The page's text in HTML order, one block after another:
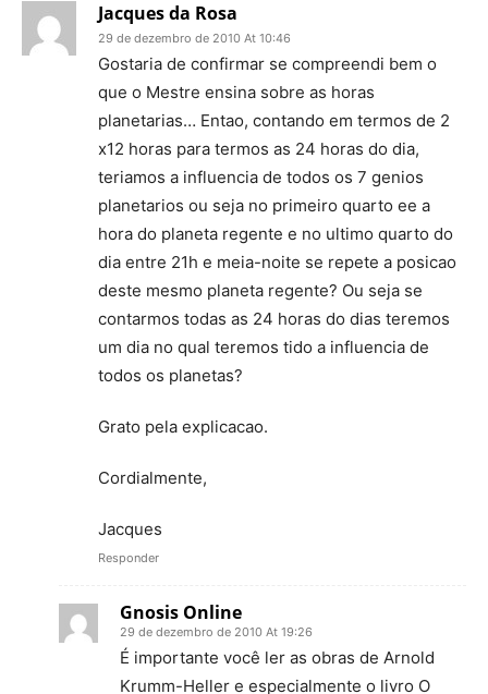
Jacques da Rosa
29 de dezembro de 2010 At 10:46
Gostaria de confirmar se compreendi bem o
que o Mestre ensina sobre as horas
planetarias… Entao, contando em termos de 2
x12 horas para termos as 24 horas do dia,
teriamos a influencia de todos os 7 genios
planetarios ou seja no primeiro quarto ee a
hora do planeta regente e no ultimo quarto do
dia entre 21h e meia-noite se repete a posicao
deste mesmo planeta regente? Ou seja se
contarmos todas as 24 horas do dias teremos
um dia no qual teremos tido a influencia de
todos os planetas?
Grato pela explicacao.
Cordialmente,
Jacques
Responder
Gnosis Online
29 de dezembro de 2010 At 19:26
É importante você ler as obras de Arnold
Krumm-Heller e especialmente o livro O